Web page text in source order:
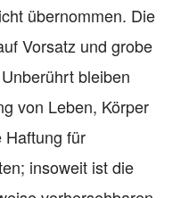
übernommen. Die
Vorsatz und grobe
bleiben
von Leben, Körper
Haftung für
insoweit ist die